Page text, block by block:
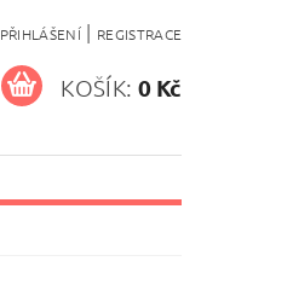
PŘIHLÁŠENÍ | REGISTRACE
KOŠÍK: 0 Kč